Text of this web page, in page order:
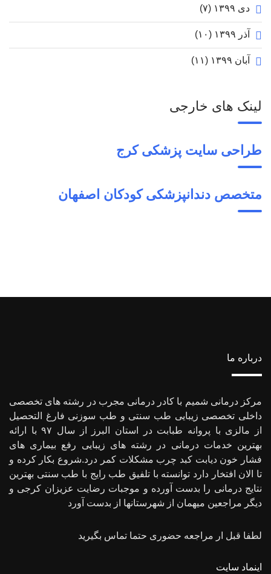
دی ۱۳۹۹ (۷)
آذر ۱۳۹۹ (۱۰)
آبان ۱۳۹۹ (۱۱)
لینک های خارجی
طراحی سایت پزشکی کرج
متخصص دندانپزشکی کودکان اصفهان
درباره ما
مرکز درمانی شمیم با کادر درمانی مجرب در رشته های تخصصی
داخلی تخصصی زیبایی طب سنتی و طب سوزنی فارغ التحصیل
از مالزی با پروانه طبابت در استان البرز از سال ۹۷ با ارائه
بهترین خدمات درمانی در رشته‌ های زیبایی رفع بیماری های
فشار خون دیابت کبد چرب مشکلات کمر درد.شروع بکار کرده و
تا الان افتخار دارد توانسته با تلفیق طب رایج با طب سنتی بهترین
نتایج درمانی را بدست آورده و موجبات رضایت عزیزان کرجی و
دیگر مراجعین میهمان از شهرستانها از بدست آورد
لطفا قبل ار مراجعه حضوری حتما تماس بگیرید
اینماد سایت